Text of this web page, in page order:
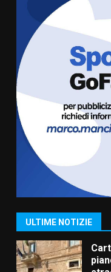
ULTIME NOTIZIE
5
7
5
1
6